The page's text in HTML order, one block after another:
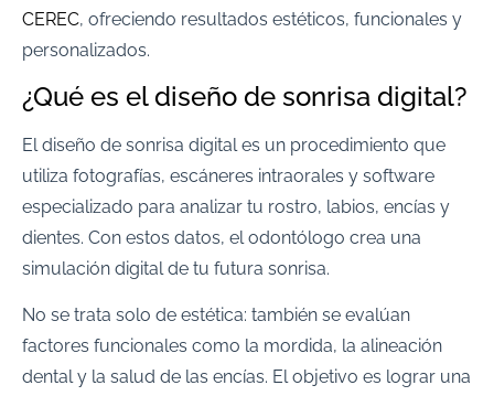
CEREC, ofreciendo resultados estéticos, funcionales y
personalizados.
¿Qué es el diseño de sonrisa digital?
El diseño de sonrisa digital es un procedimiento que
utiliza fotografías, escáneres intraorales y software
especializado para analizar tu rostro, labios, encías y
dientes. Con estos datos, el odontólogo crea una
simulación digital de tu futura sonrisa.
No se trata solo de estética: también se evalúan
factores funcionales como la mordida, la alineación
dental y la salud de las encías. El objetivo es lograr una